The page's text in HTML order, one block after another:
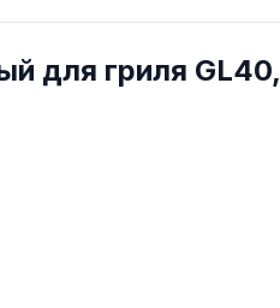
для гриля GL40,